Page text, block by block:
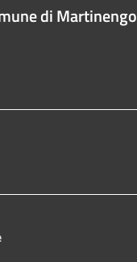
di Martinengo